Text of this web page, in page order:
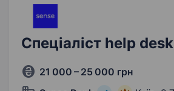
Спеціаліст help desk
21 000 – 25 000 грн